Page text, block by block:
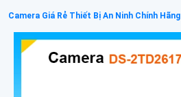
Camera Giá Rẻ Thiết Bị An Ninh Chính Hãng